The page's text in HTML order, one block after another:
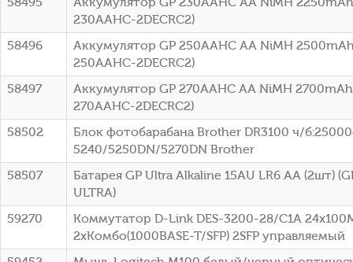
230AAHC-2DECRC2)
58496
Аккумулятор GP 250AAHC AA NiMH
250AAHC-2DECRC2)
58497
Аккумулятор GP 270AAHC AA NiMH
270AAHC-2DECRC2)
58502
Блок фотобарабана Brother DR3100 ч/
5240/5250DN/5270DN Brother
58507
Батарея GP Ultra Alkaline 15AU LR6 AA (2шт)
ULTRA)
59270
Коммутатор D-Link DES-3200-28/C1A
2xКомбо(1000BASE-T/SFP) 2SFP управляемый